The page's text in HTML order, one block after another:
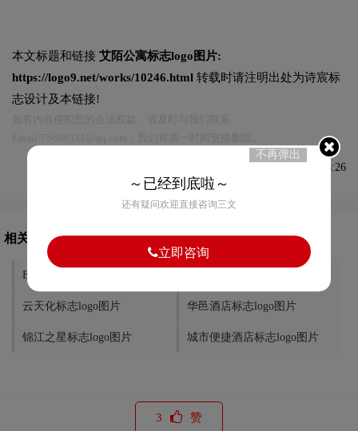
本文标题和链接 艾陌公寓标志logo图片:
https://logo9.net/works/10246.html 转载时请注明出处为诗宸标
志设计及本链接!
发布于2022-11-30 09:38:26
相关文章推荐
EVEN酒店标志logo图片
云天化标志logo图片 华邑酒店标志logo图片
锦江之星标志logo图片 城市便捷酒店标志logo图片
3 赞
不再弹出
～已经到底啦～
还有疑问欢迎直接咨询三文
立即咨询